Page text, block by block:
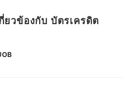
วข้องกับ บัตรเครดิต